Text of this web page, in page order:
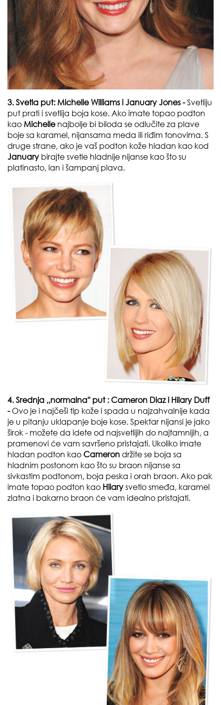
3. Svetla put: Michelle Williams iJanuary Jones -Svetliju
put prati i svetlija boja kose. Ako imate topao podton
kao Michelle najbolje bi biloda se odlučite za plave
boje sa karamel, nijansama meda ili riđim tonovima. S
druge strane, ako je vaš podton kože hladan kao kod
January birajte svetle hladnije nijanse kao što su
platinasto, lan i šampanj plava.
4. Srednja ,,normalna'' put : Cameron Diaz i Hilary Duff
- Ovo je i najčeši tip kože i spada u najzahvalnije kada
je u pitanju uklapanje boje kose. Spektar nijansi je jako
širok - možete da idete od najsvetlijih do najtamnijih, a
pramenovi će vam savršeno pristajati. Ukoliko imate
hladan podton kao Cameron držite se boja sa
hladnim postonom kao što su braon nijanse sa
sivkastim podtonom, boja peska i orah braon. Ako pak
imate topao podton kao Hilary svetlo smeđa, karamel
zlatna i bakarno braon će vam idealno pristajati.